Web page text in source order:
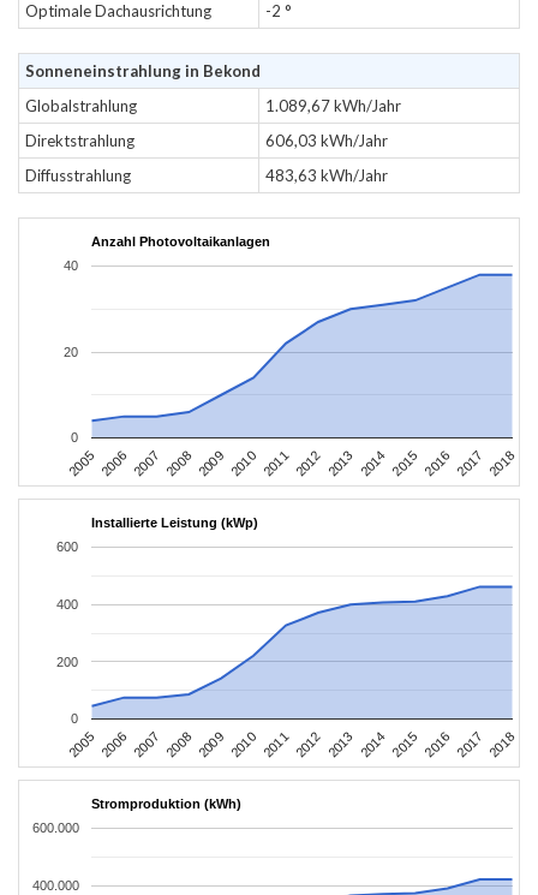
Optimale Dachausrichtung
-2 °
Sonneneinstrahlung in Bekond
Globalstrahlung
1.089,67 kWh/Jahr
Direktstrahlung
606,03 kWh/Jahr
Diffusstrahlung
483,63 kWh/Jahr
Anzahl Photovoltaikanlagen
2005 2006 2007 2008 2009 2010 2011 2012 2013 2014 2015 2016 2017 2018
0
20
40
Installierte Leistung (kWp)
2005 2006 2007 2008 2009 2010 2011 2012 2013 2014 2015 2016 2017 2018
0
200
400
600
Stromproduktion (kWh)
400.000
600.000